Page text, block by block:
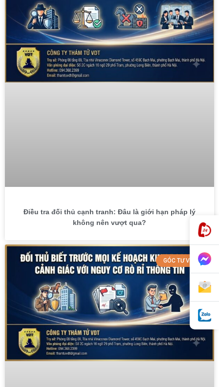
Điều tra đối thủ cạnh tranh: Đâu là giới hạn pháp lý
không nên vượt qua?
GÓC TƯ VẤN